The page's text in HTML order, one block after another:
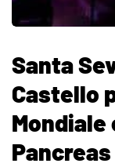
Santa
Castello
Mondiale
Pancreas